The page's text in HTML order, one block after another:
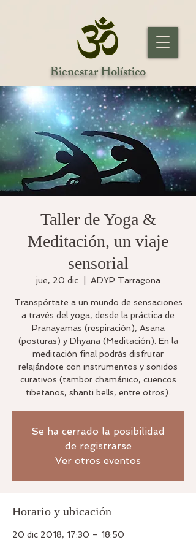
Bienestar Holístico
Taller de Yoga &
Meditación, un viaje
sensorial
jue, 20 dic
  |
ADYP Tarragona
Transpórtate a un mundo de sensaciones
a través del yoga, desde la práctica de
Pranayamas (respiración), Asana
(posturas) y Dhyana (Meditación). En la
meditación final podrás disfrutar
relajándote con instrumentos y sonidos
curativos (tambor chamánico, cuencos
tibetanos, shanti bells, entre otros).
Se ha cerrado la posibilidad
de registrarse
Ver otros eventos
Horario y ubicación
20 dic 2018, 17:30 – 18:50